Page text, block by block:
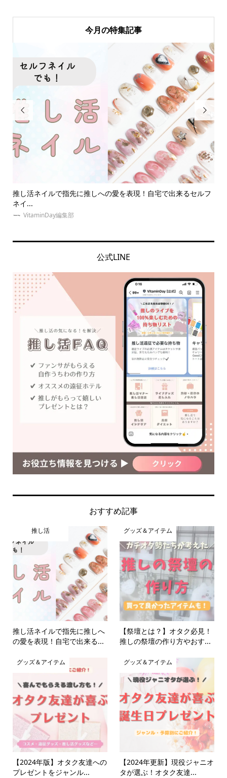
今月の特集記事

るセルフ 夏！東京・推し活にオススメのホテルとは？女子会・本人
ゆめみぃ

公式LINE
おすすめ記事
推し活
推し活ネイルで指先に推しへ
の愛を表現！自宅で出来る...
グッズ＆アイテム
【祭壇とは？】オタク必見！
推しの祭壇の作り方やおす...
グッズ＆アイテム
【2024年版】オタク友達への
プレゼントをジャンル...
グッズ＆アイテム
【2024年更新】現役ジャニオ
タが選ぶ！オタク友達...